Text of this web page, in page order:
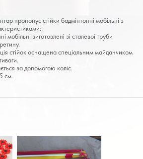
пропонує стійки бадмінтонні мобільні з
мобільні виготовлені зі сталевої труби
стійок оснащена спеціальним майданчиком
за допомогою коліс.
см.